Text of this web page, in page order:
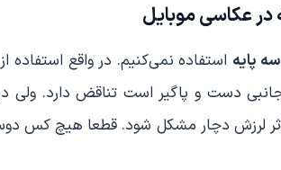
در عکاسی موبایل
سه پایه استفاده نمی‌کنیم. در واقع
دست و پاگیر است تناقض دارد. ولی
لرزش دچار مشکل شود. قطعا هیچ کس